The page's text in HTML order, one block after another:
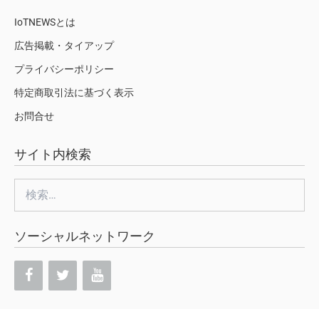
IoTNEWSとは
広告掲載・タイアップ
プライバシーポリシー
特定商取引法に基づく表示
お問合せ
サイト内検索
索:
ソーシャルネットワーク